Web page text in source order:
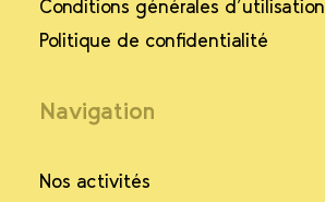
Conditions générales d’utilisation
Politique de confidentialité
Navigation
Nos activités